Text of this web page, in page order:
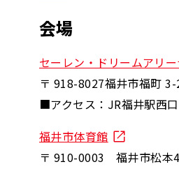
会場
セーレン・ドリームアリー
〒 918-8027福井市福町
■アクセス：JR福井駅西
福井市体育館
〒 910-0003 福井市松本